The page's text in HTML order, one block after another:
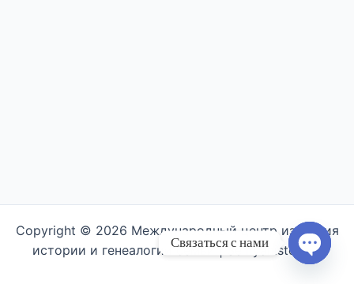
Copyright © 2026 Международный центр изучения
истории и генеалогии семьи | Semyahistory.ru
Связаться с нами